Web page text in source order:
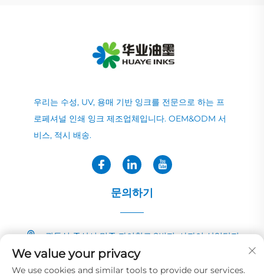
우리는 수성, UV, 용매 기반 잉크를 전문으로 하는 프
로페셔널 인쇄 잉크 제조업체입니다. OEM&ODM 서
비스, 적시 배송.
문의하기
광둥성 중산시 민중 자이칭로 2번지, 샤자이 산업단지
+86-13726040081
We value your privacy
We use cookies and similar tools to provide our services.